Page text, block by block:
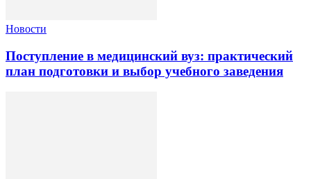
Новости
Поступление в медицинский вуз: практический
план подготовки и выбор учебного заведения